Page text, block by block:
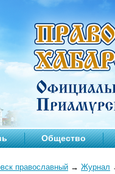
Общество
православный → Журнал